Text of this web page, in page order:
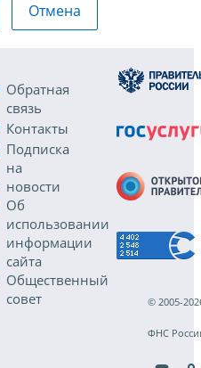
Отмена
Обратная
связь
Контакты
Подписка
на
новости
Об
использовании
информации
сайта
Общественный
совет
© 2005-
ФНС